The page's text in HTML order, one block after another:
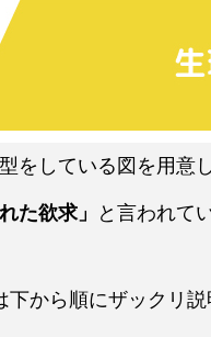
をしている図を用意
た欲求」 と言われて
下から順にザックリ